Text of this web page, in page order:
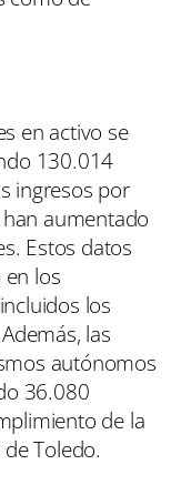
en activo se
130.014
ingresos por
aumentado
Estos datos
los
los
las
autónomos
36.080
de la
Toledo.